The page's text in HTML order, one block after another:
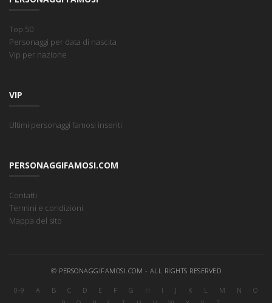
Top 50
Personaggi per data di nascita
Vip per nazione
VIP
Ultimi personaggi famosi inseriti
PERSONAGGIFAMOSI.COM
Contatti
Termini e condizioni
Mappa del sito
© PERSONAGGIFAMOSI.COM - ALL RIGHTS RESERVED
0-9 A B C D E F G H I J K L M N
O